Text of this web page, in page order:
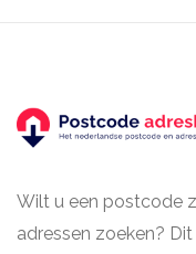
Wilt u een postcode
adressen zoeken?